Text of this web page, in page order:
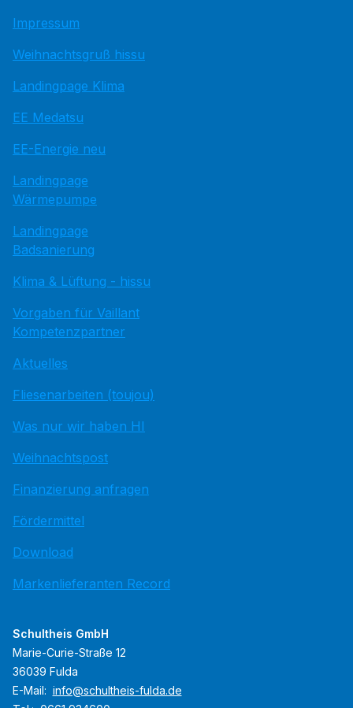
Impressum
Weihnachtsgruß hissu
Landingpage Klima
EE Medatsu
EE-Energie neu
Landingpage
Wärmepumpe
Landingpage
Badsanierung
Klima & Lüftung - hissu
Vorgaben für Vaillant
Kompetenzpartner
Aktuelles
Fliesenarbeiten (toujou)
Was nur wir haben HI
Weihnachtspost
Finanzierung anfragen
Fördermittel
Download
Markenlieferanten Record
Schultheis GmbH
Marie-Curie-Straße 12
36039 Fulda
E-Mail: info@schultheis-fulda.de